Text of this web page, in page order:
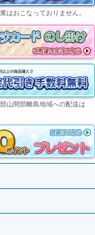
はおこなっておりません。
山間部離島地域への配送は